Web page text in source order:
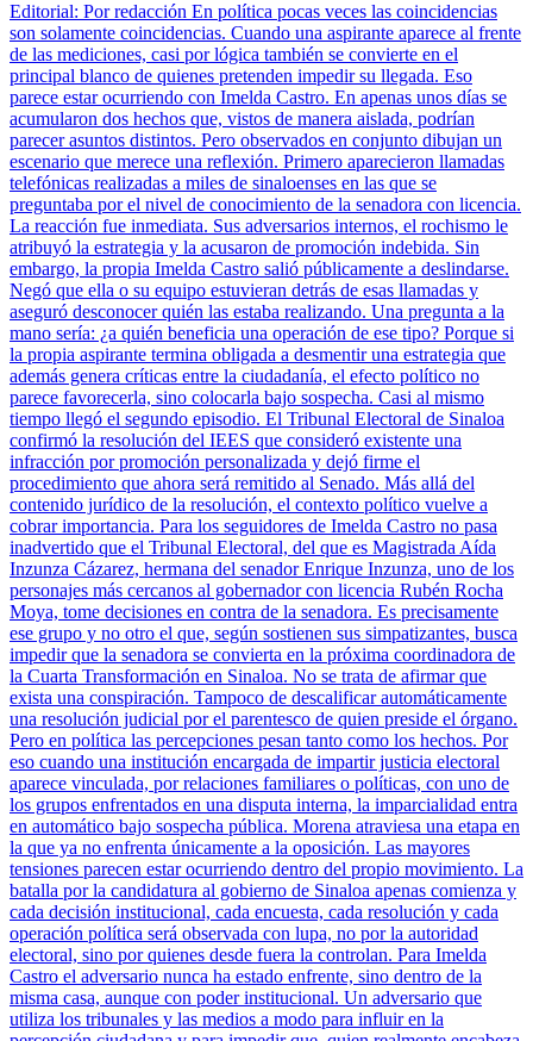
Editorial: Por redacción En política pocas veces las coincidencias
son solamente coincidencias. Cuando una aspirante aparece al frente
de las mediciones, casi por lógica también se convierte en el
principal blanco de quienes pretenden impedir su llegada. Eso
parece estar ocurriendo con Imelda Castro. En apenas unos días se
acumularon dos hechos que, vistos de manera aislada, podrían
parecer asuntos distintos. Pero observados en conjunto dibujan un
escenario que merece una reflexión. Primero aparecieron llamadas
telefónicas realizadas a miles de sinaloenses en las que se
preguntaba por el nivel de conocimiento de la senadora con licencia.
La reacción fue inmediata. Sus adversarios internos, el rochismo le
atribuyó la estrategia y la acusaron de promoción indebida. Sin
embargo, la propia Imelda Castro salió públicamente a deslindarse.
Negó que ella o su equipo estuvieran detrás de esas llamadas y
aseguró desconocer quién las estaba realizando. Una pregunta a la
mano sería: ¿a quién beneficia una operación de ese tipo? Porque si
la propia aspirante termina obligada a desmentir una estrategia que
además genera críticas entre la ciudadanía, el efecto político no
parece favorecerla, sino colocarla bajo sospecha. Casi al mismo
tiempo llegó el segundo episodio. El Tribunal Electoral de Sinaloa
confirmó la resolución del IEES que consideró existente una
infracción por promoción personalizada y dejó firme el
procedimiento que ahora será remitido al Senado. Más allá del
contenido jurídico de la resolución, el contexto político vuelve a
cobrar importancia. Para los seguidores de Imelda Castro no pasa
inadvertido que el Tribunal Electoral, del que es Magistrada Aída
Inzunza Cázarez, hermana del senador Enrique Inzunza, uno de los
personajes más cercanos al gobernador con licencia Rubén Rocha
Moya, tome decisiones en contra de la senadora. Es precisamente
ese grupo y no otro el que, según sostienen sus simpatizantes, busca
impedir que la senadora se convierta en la próxima coordinadora de
la Cuarta Transformación en Sinaloa. No se trata de afirmar que
exista una conspiración. Tampoco de descalificar automáticamente
una resolución judicial por el parentesco de quien preside el órgano.
Pero en política las percepciones pesan tanto como los hechos. Por
eso cuando una institución encargada de impartir justicia electoral
aparece vinculada, por relaciones familiares o políticas, con uno de
los grupos enfrentados en una disputa interna, la imparcialidad entra
en automático bajo sospecha pública. Morena atraviesa una etapa en
la que ya no enfrenta únicamente a la oposición. Las mayores
tensiones parecen estar ocurriendo dentro del propio movimiento. La
batalla por la candidatura al gobierno de Sinaloa apenas comienza y
cada decisión institucional, cada encuesta, cada resolución y cada
operación política será observada con lupa, no por la autoridad
electoral, sino por quienes desde fuera la controlan. Para Imelda
Castro el adversario nunca ha estado enfrente, sino dentro de la
misma casa, aunque con poder institucional. Un adversario que
utiliza los tribunales y las medios a modo para influir en la